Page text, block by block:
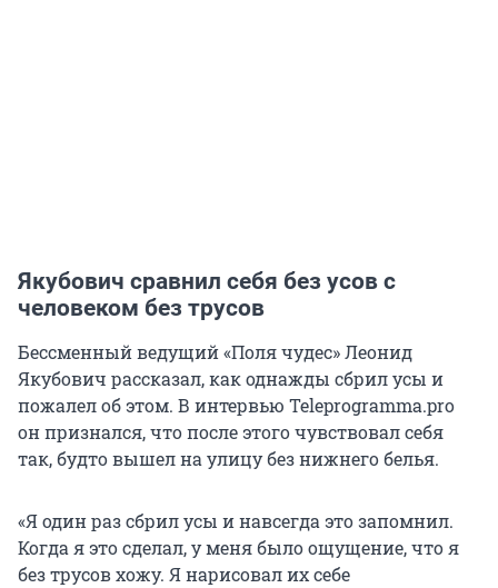
Якубович сравнил себя без усов с
человеком без трусов
Бессменный ведущий «Поля чудес» Леонид
Якубович рассказал, как однажды сбрил усы и
пожалел об этом. В интервью Teleprogramma.pro
он признался, что после этого чувствовал себя
так, будто вышел на улицу без нижнего белья.
«Я один раз сбрил усы и навсегда это запомнил.
Когда я это сделал, у меня было ощущение, что я
без трусов хожу. Я нарисовал их себе